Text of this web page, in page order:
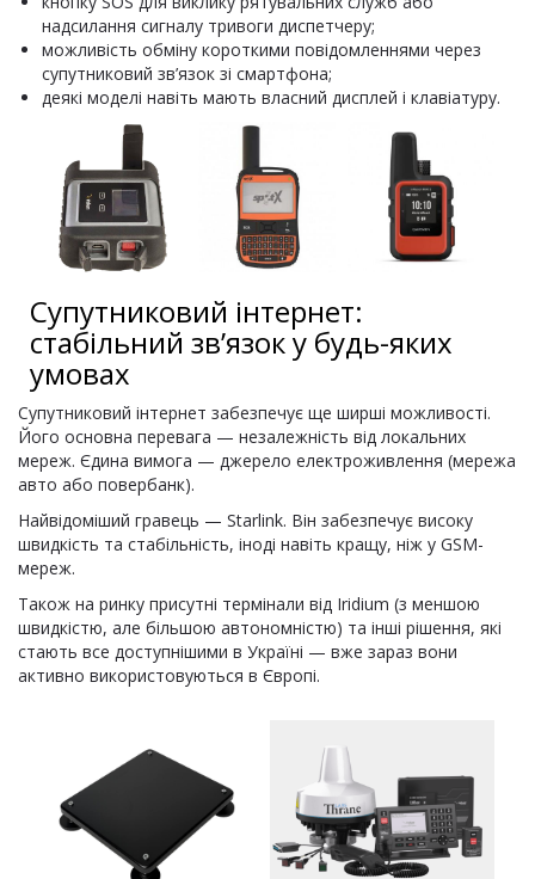
надсилання сигналу тривоги диспетчеру;
можливість обміну короткими повідомленнями через
супутниковий зв’язок зі смартфона;
деякі моделі навіть мають власний дисплей і клавіатуру.
Супутниковий інтернет:
стабільний зв’язок у будь-яких
умовах
Супутниковий інтернет забезпечує ще ширші можливості.
Його основна перевага — незалежність від локальних
мереж. Єдина вимога — джерело електроживлення (мережа
авто або повербанк).
Найвідоміший гравець — Starlink. Він забезпечує високу
швидкість та стабільність, іноді навіть кращу, ніж у GSM-
мереж.
Також на ринку присутні термінали від Iridium (з меншою
швидкістю, але більшою автономністю) та інші рішення, які
стають все доступнішими в Україні — вже зараз вони
активно використовуються в Європі.